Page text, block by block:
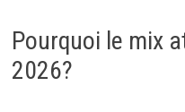
Pourquoi le mix
2026?